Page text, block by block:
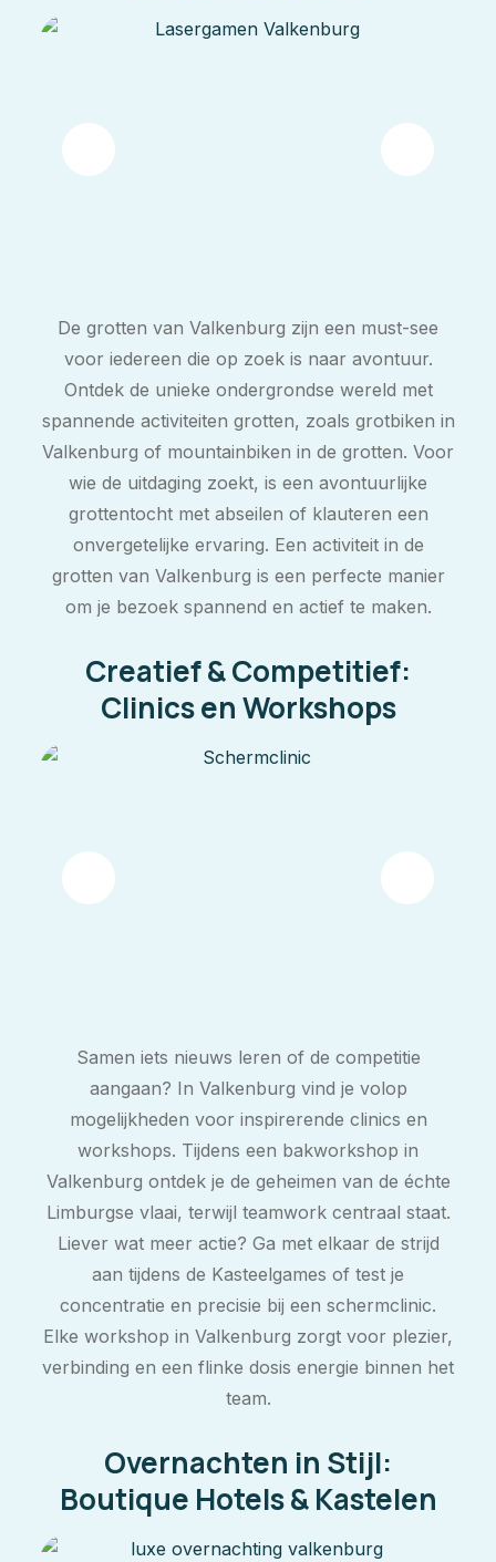
De grotten van Valkenburg zijn een must-see
voor iedereen die op zoek is naar avontuur.
Ontdek de unieke ondergrondse wereld met
spannende activiteiten grotten, zoals grotbiken in
Valkenburg of mountainbiken in de grotten. Voor
wie de uitdaging zoekt, is een avontuurlijke
grottentocht met abseilen of klauteren een
onvergetelijke ervaring. Een activiteit in de
grotten van Valkenburg is een perfecte manier
om je bezoek spannend en actief te maken.
Creatief & Competitief:
Clinics en Workshops
Samen iets nieuws leren of de competitie
aangaan? In Valkenburg vind je volop
mogelijkheden voor inspirerende clinics en
workshops. Tijdens een bakworkshop in
Valkenburg ontdek je de geheimen van de échte
Limburgse vlaai, terwijl teamwork centraal staat.
Liever wat meer actie? Ga met elkaar de strijd
aan tijdens de Kasteelgames of test je
concentratie en precisie bij een schermclinic.
Elke workshop in Valkenburg zorgt voor plezier,
verbinding en een flinke dosis energie binnen het
team.
Overnachten in Stijl:
Boutique Hotels & Kastelen